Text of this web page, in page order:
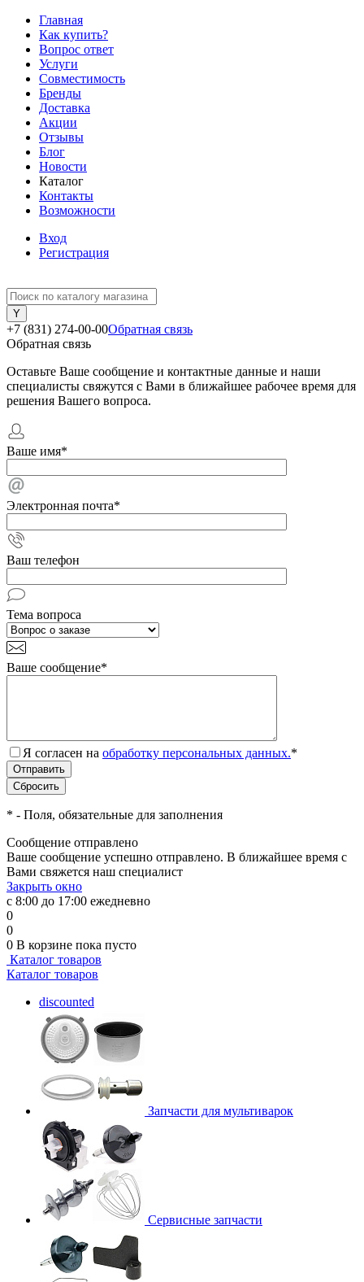
Главная
Как купить?
Вопрос ответ
Услуги
Совместимость
Бренды
Доставка
Акции
Отзывы
Блог
Новости
Каталог
Контакты
Возможности
Вход
Регистрация
+7 (831) 274-00-00Обратная связь
Обратная связь
Оставьте Ваше сообщение и контактные данные и наши
специалисты свяжутся с Вами в ближайшее рабочее время для
решения Вашего вопроса.
Ваше имя*
Электронная почта*
Ваш телефон
Тема вопроса
Ваше сообщение*
Я согласен на обработку персональных данных.*
* - Поля, обязательные для заполнения
Сообщение отправлено
Ваше сообщение успешно отправлено. В ближайшее время с
Вами свяжется наш специалист
Закрыть окно
с 8:00 до 17:00 ежедневно
0
0
0 В корзине пока пусто
Каталог товаров
Каталог товаров
discounted
Запчасти для мультиварок
Сервисные запчасти